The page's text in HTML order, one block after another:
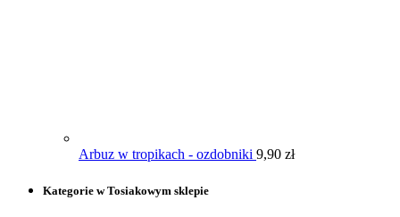
Arbuz w tropikach - ozdobniki 9,90 zł
Kategorie w Tosiakowym sklepie